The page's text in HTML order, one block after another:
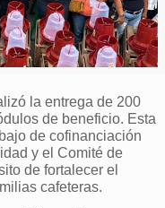
la entrega de 200
de beneficio. Esta
de cofinanciación
y el Comité de
de fortalecer el
cafeteras.